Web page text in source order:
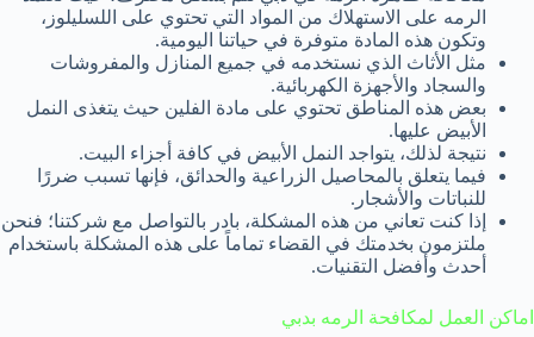
الرمه على الاستهلاك من المواد التي تحتوي على اللسليلوز،
وتكون هذه المادة متوفرة في حياتنا اليومية.
مثل الأثاث الذي نستخدمه في جميع المنازل والمفروشات
والسجاد والأجهزة الكهربائية.
بعض هذه المناطق تحتوي على مادة الفلين حيث يتغذى النمل
الأبيض عليها.
نتيجة لذلك، يتواجد النمل الأبيض في كافة أجزاء البيت.
فيما يتعلق بالمحاصيل الزراعية والحدائق، فإنها تسبب ضررًا
للنباتات والأشجار.
إذا كنت تعاني من هذه المشكلة، بادر بالتواصل مع شركتنا؛ فنحن
ملتزمون بخدمتك في القضاء تماماً على هذه المشكلة باستخدام
أحدث وأفضل التقنيات.
اماكن العمل لمكافحة الرمه بدبي